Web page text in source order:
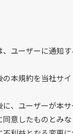
ユーザーに通知
本規約を当社サ
、ユーザーが本
意したものとみ